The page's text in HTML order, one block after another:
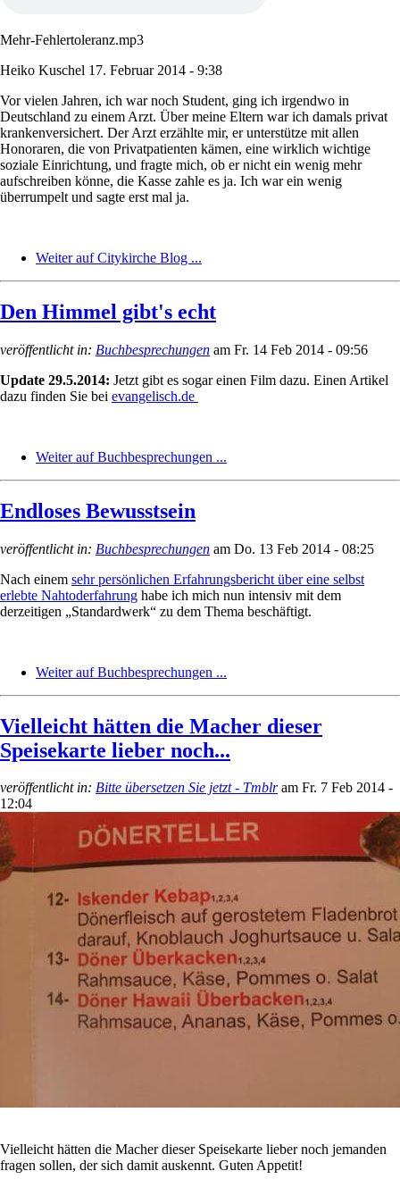
Mehr-Fehlertoleranz.mp3
Heiko Kuschel 17. Februar 2014 - 9:38
Vor vielen Jahren, ich war noch Student, ging ich irgendwo in
Deutschland zu einem Arzt. Über meine Eltern war ich damals privat
krankenversichert. Der Arzt erzählte mir, er unterstütze mit allen
Honoraren, die von Privatpatienten kämen, eine wirklich wichtige
soziale Einrichtung, und fragte mich, ob er nicht ein wenig mehr
aufschreiben könne, die Kasse zahle es ja. Ich war ein wenig
überrumpelt und sagte erst mal ja.
Weiter auf Citykirche Blog ...
Den Himmel gibt's echt
veröffentlicht in: Buchbesprechungen am Fr. 14 Feb 2014 - 09:56
Update 29.5.2014: Jetzt gibt es sogar einen Film dazu. Einen Artikel
dazu finden Sie bei evangelisch.de
Weiter auf Buchbesprechungen ...
Endloses Bewusstsein
veröffentlicht in: Buchbesprechungen am Do. 13 Feb 2014 - 08:25
Nach einem sehr persönlichen Erfahrungsbericht über eine selbst
erlebte Nahtoderfahrung habe ich mich nun intensiv mit dem
derzeitigen „Standardwerk“ zu dem Thema beschäftigt.
Weiter auf Buchbesprechungen ...
Vielleicht hätten die Macher dieser
Speisekarte lieber noch...
veröffentlicht in: Bitte übersetzen Sie jetzt - Tmblram Fr. 7 Feb 2014 -
12:04
Vielleicht hätten die Macher dieser Speisekarte lieber noch jemanden
fragen sollen, der sich damit auskennt. Guten Appetit!